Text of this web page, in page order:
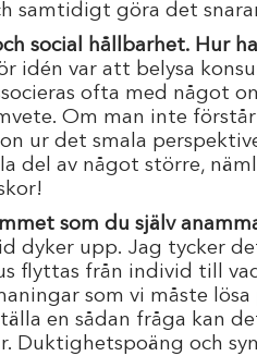
samtidigt göra det
social hållbarhet. Hur
idén var att belysa
ofta med något
Om man inte
ur det smala
del av något större,
som du själv
dyker upp. Jag tycker
flyttas från individ till
som vi måste
en sådan fråga kan
Duktighetspoäng och